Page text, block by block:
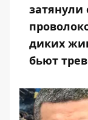
затянули
диких
бьют